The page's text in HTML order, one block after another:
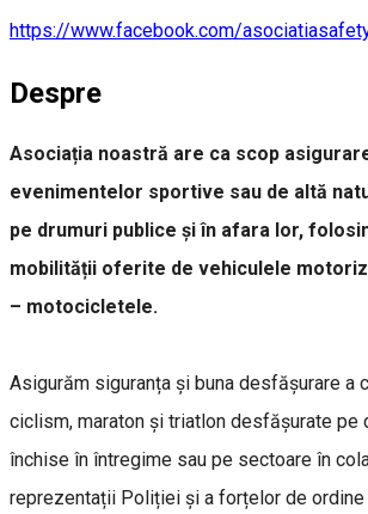
https://www.facebook.com/
Despre
Asociația noastră are ca scop
evenimentelor sportive sau de altă
pe drumuri publice și în afara lor,
mobilității oferite de vehiculele
– motocicletele.
Asigurăm siguranța și buna desfășurare a
ciclism, maraton și triatlon desfășurate pe
închise în întregime sau pe sectoare în
reprezentații Poliției și a forțelor de